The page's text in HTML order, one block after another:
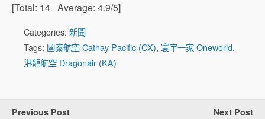
[Total: 14 Average: 4.9/5]
Categories: 新聞
Tags: 國泰航空 Cathay Pacific (CX), 寰宇一家 Oneworld,
港龍航空 Dragonair (KA)
Previous Post Next Post